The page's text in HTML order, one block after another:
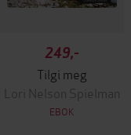
249,-
Tilgi meg
Lori Nelson Spielman
EBOK